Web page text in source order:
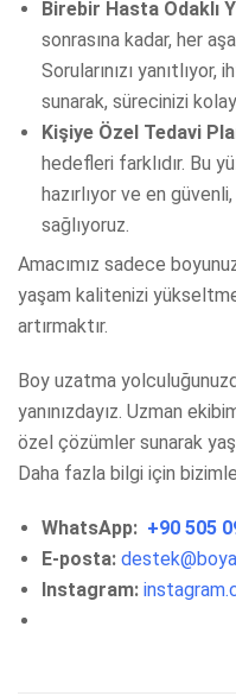
Birebir Hasta Odaklı
sonrasına kadar, her
Sorularınızı
sunarak, sürecinizi
Kişiye Özel Tedavi
hedefleri farklıdır. Bu
hazırlıyor ve en
sağlıyoruz.
Amacımız sadece
yaşam kalitenizi
artırmaktır.
Boy uzatma
yanınızdayız. Uzman
özel çözümler sunarak
Daha fazla bilgi için
WhatsApp: +90 505
E-posta:
Instagram: